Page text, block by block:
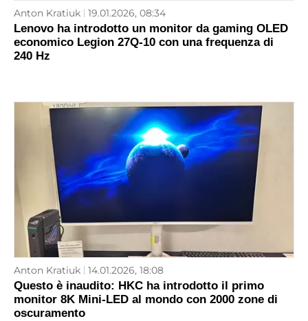
Anton Kratiuk 19.01.2026, 08:34
Lenovo ha introdotto un monitor da gaming OLED
economico Legion 27Q-10 con una frequenza di
240 Hz
Anton Kratiuk 14.01.2026, 18:08
Questo è inaudito: HKC ha introdotto il primo
monitor 8K Mini-LED al mondo con 2000 zone di
oscuramento